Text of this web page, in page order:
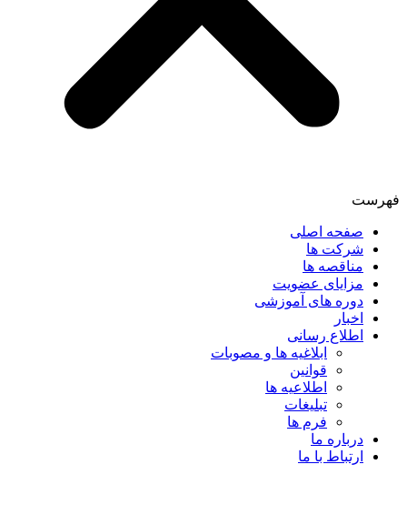
فهرست
صفحه اصلی
شرکت ها
مناقصه ها
مزایای عضویت
دوره های آموزشی
اخبار
اطلاع رسانی
ابلاغیه ها و مصوبات
قوانین
اطلاعیه ها
تبلیغات
فرم ها
درباره ما
ارتباط با ما